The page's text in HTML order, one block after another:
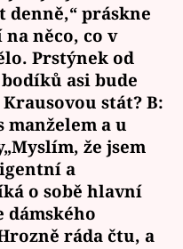
práskne
něco, co v
Prstýnek od
asi bude
stát? B:
a u
že jsem
a
o sobě hlavní
dámského
ráda čtu, a